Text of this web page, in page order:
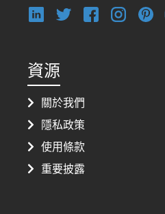
資源
關於我們
隱私政策
使用條款
重要披露